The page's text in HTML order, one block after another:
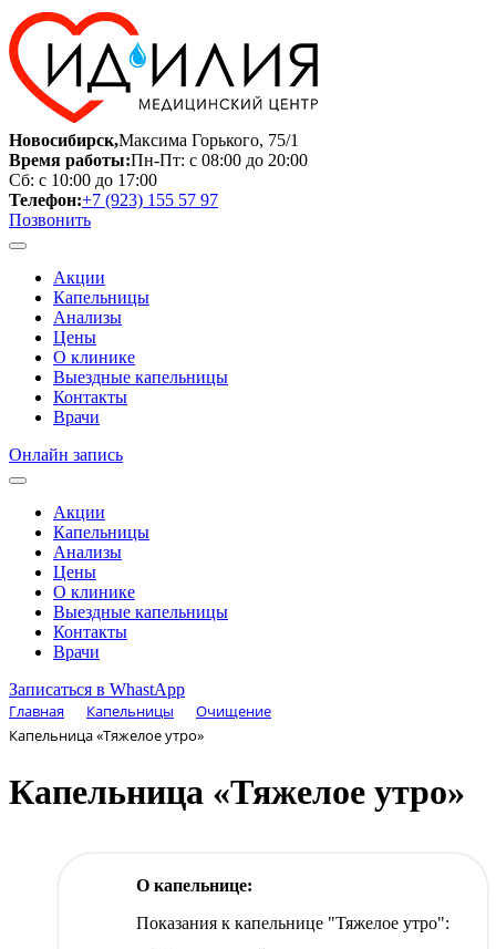
Новосибирск,Максима Горького, 75/1
Время работы:Пн-Пт: с 08:00 до 20:00
Сб: с 10:00 до 17:00
Телефон:+7 (923) 155 57 97
Позвонить
Акции
Капельницы
Анализы
Цены
О клинике
Выездные капельницы
Контакты
Врачи
Онлайн запись
Акции
Капельницы
Анализы
Цены
О клинике
Выездные капельницы
Контакты
Врачи
Записаться в WhastApp
Главная Капельницы
Очищение
Капельница «Тяжелое утро»
Капельница «Тяжелое утро»
О капельнице:
Показания к капельнице "Тяжелое утро":